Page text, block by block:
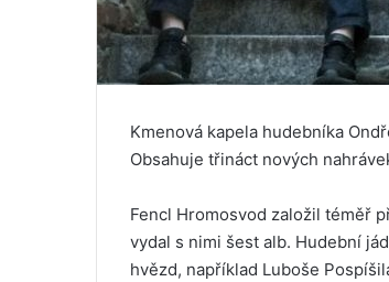
Kmenová kapela hudebníka
Obsahuje třináct nových
Fencl Hromosvod založil téměř
vydal s nimi šest alb. Hudební
hvězd, například Luboše